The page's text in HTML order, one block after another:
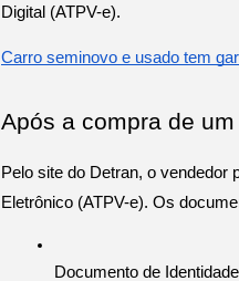
Digital (ATPV-e).
Carro seminovo e usado tem
Após a compra de
Pelo site do Detran, o vendedor
Eletrônico (ATPV-e). Os
Documento de